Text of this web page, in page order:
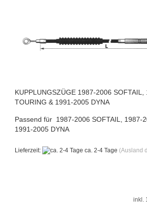
KUPPLUNGSZÜGE 1987-2006 SOFTAIL,
TOURING & 1991-2005 DYNA
Passend für 1987-2006 SOFTAIL, 1987-
1991-2005 DYNA
Lieferzeit: ca. 2-4 Tage (Ausland
inkl.